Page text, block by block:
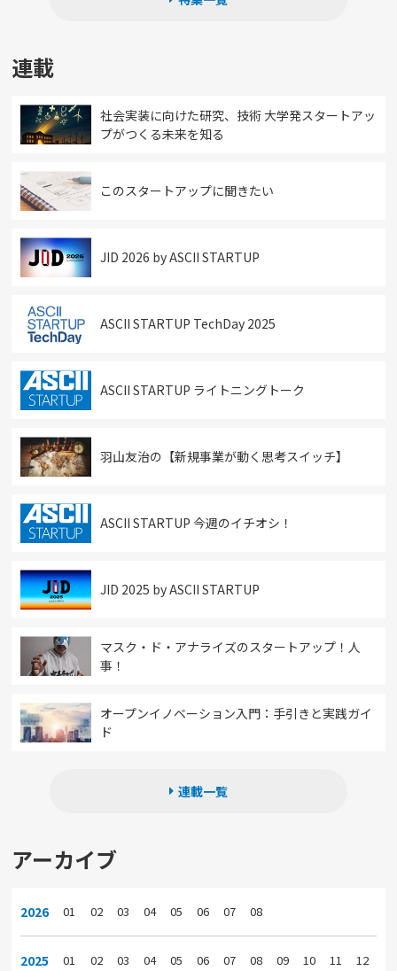
連載
社会実装に向けた研究、技術 大学発スタートアッ
プがつくる未来を知る
このスタートアップに聞きたい
JID 2026 by ASCII STARTUP
ASCII STARTUP TechDay 2025
ASCII STARTUP ライトニングトーク
羽山友治の【新規事業が動く思考スイッチ】
ASCII STARTUP 今週のイチオシ！
JID 2025 by ASCII STARTUP
マスク・ド・アナライズのスタートアップ！人
事！
オープンイノベーション入門：手引きと実践ガイ
ド
連載一覧
アーカイブ
2026 01 02 03 04 05 06 07 08
2025 01 02 03 04 05 06 07 08 09 10 11 12